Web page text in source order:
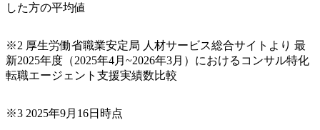
した方の平均値
※2 厚生労働省職業安定局 人材サービス総合サイトより 最
新2025年度（2025年4月~2026年3月）におけるコンサル特化
転職エージェント支援実績数比較
※3 2025年9月16日時点